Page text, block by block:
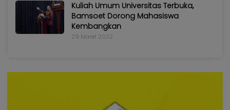
Kuliah Umum Universitas Terbuka,
Bamsoet Dorong Mahasiswa
Kembangkan
29 Maret 2022